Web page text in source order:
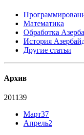
Математика
Обработка
История
Другие статьи
Архив
201139
Март37
Апрель2